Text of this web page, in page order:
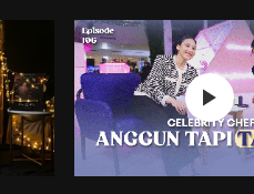
CXO MEDIA
HOME
Like: Camping Ground
CXO MEDIA